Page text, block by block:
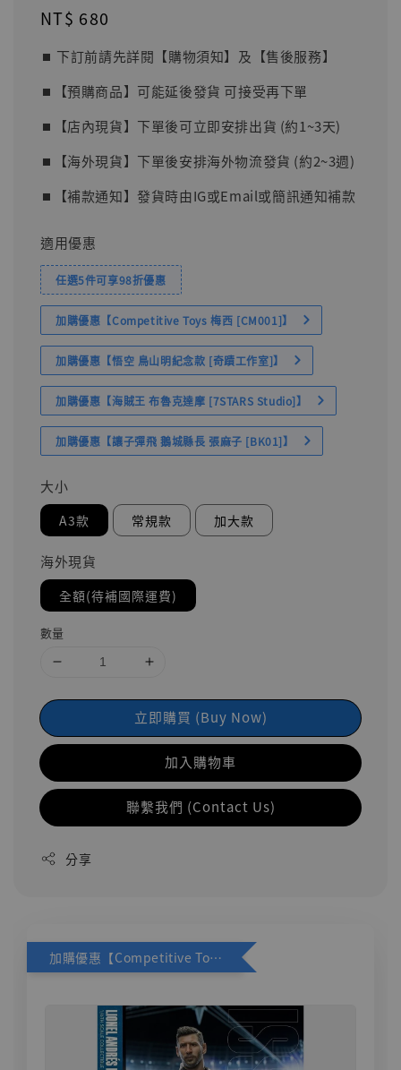
Regular
NT$ 680
⏹︎ 下訂前請先詳閱【購物須知】及【售後服務】
⏹︎【預購商品】可能延後發貨 可接受再下單
⏹︎【店內現貨】下單後可立即安排出貨 (約1~3天)
⏹︎【海外現貨】下單後安排海外物流發貨 (約2~3週)
⏹︎【補款通知】發貨時由IG或Email或簡訊通知補款
適用優惠
任選5件可享98折優惠
加購優惠【Competitive Toys 梅西 [CM001]】
加購優惠【悟空 鳥山明紀念款 [奇蹟工作室]】
加購優惠【海賊王 布魯克達摩 [7STARS Studio]】
加購優惠【讓子彈飛 鵝城縣長 張麻子 [BK01]】
大小
A3款 常規款 加大款
海外現貨
全額(待補國際運費)
數量
立即購買 (Buy Now)
加入購物車
聯繫我們 (Contact Us)
分享
加購優惠【Competitive Toys 梅西 [CM001]】